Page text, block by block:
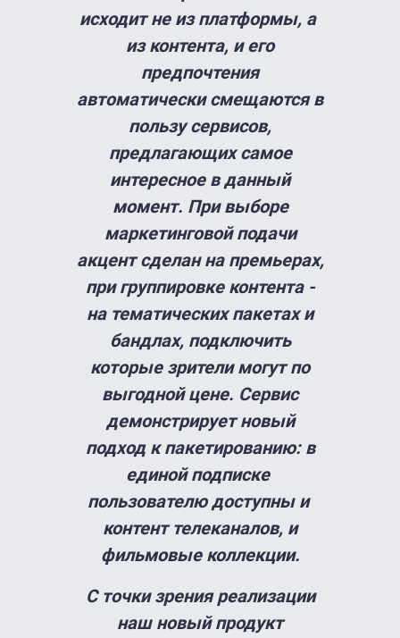
исходит не из платформы, а
из контента, и его
предпочтения
автоматически смещаются в
пользу сервисов,
предлагающих самое
интересное в данный
момент. При выборе
маркетинговой подачи
акцент сделан на премьерах,
при группировке контента -
на тематических пакетах и
бандлах, подключить
которые зрители могут по
выгодной цене. Сервис
демонстрирует новый
подход к пакетированию: в
единой подписке
пользователю доступны и
контент телеканалов, и
фильмовые коллекции.
С точки зрения реализации
наш новый продукт